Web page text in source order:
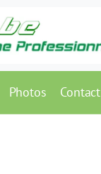
Photos Contact